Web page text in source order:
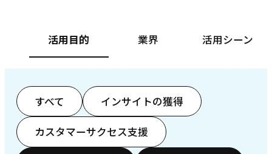
活用目的 業界 活用シーン
すべて インサイトの獲得
カスタマーサクセス支援